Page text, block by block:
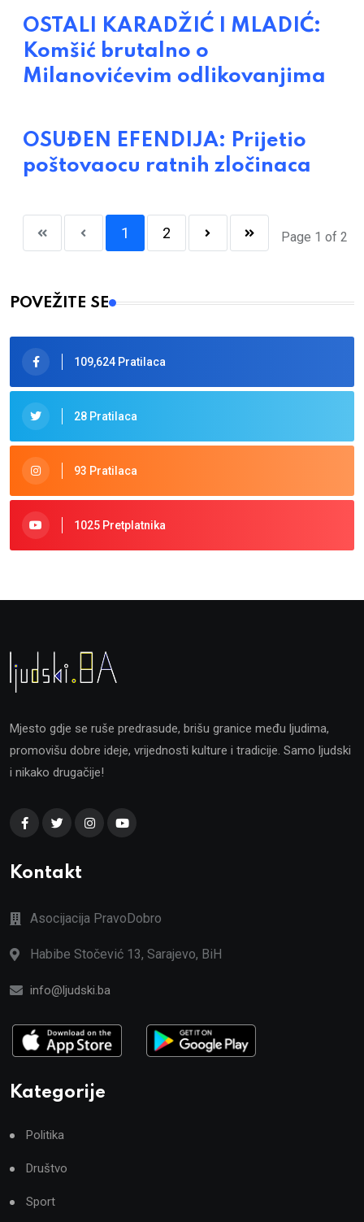
OSTALI KARADŽIĆ I MLADIĆ:
Komšić brutalno o
Milanovićevim odlikovanjima
OSUĐEN EFENDIJA: Prijetio
poštovaocu ratnih zločinaca
Page 1 of 2
1 2
POVEŽITE SE
109,624 Pratilaca
28 Pratilaca
93 Pratilaca
1025 Pretplatnika
Mjesto gdje se ruše predrasude, brišu granice među ljudima,
promovišu dobre ideje, vrijednosti kulture i tradicije. Samo ljudski
i nikako drugačije!
Kontakt
Asocijacija PravoDobro
Habibe Stočević 13, Sarajevo, BiH
info@ljudski.ba
Kategorije
Politika
Društvo
Sport